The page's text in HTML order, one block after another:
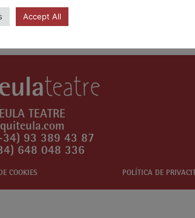
TEATRE
93 389 43 87
648 048 336
COOKIES POLÍTICA DE
Accept All